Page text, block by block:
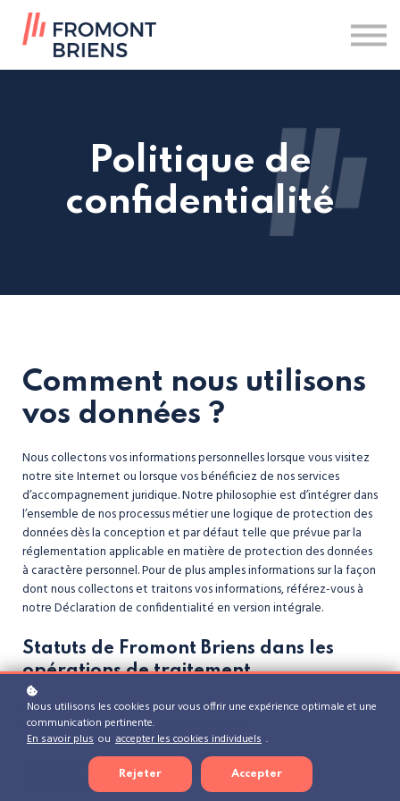
Nos formations
Se connecter
Politique de
confidentialité
Comment nous utilisons
vos données ?
Nous collectons vos informations personnelles lorsque vous visitez
notre site Internet ou lorsque vos bénéficiez de nos services
d’accompagnement juridique. Notre philosophie est d’intégrer dans
l’ensemble de nos processus métier une logique de protection des
données dès la conception et par défaut telle que prévue par la
réglementation applicable en matière de protection des données
à caractère personnel. Pour de plus amples informations sur la façon
dont nous collectons et traitons vos informations, référez-vous à
notre Déclaration de confidentialité en version intégrale.
Statuts de Fromont Briens dans les
opérations de traitement
Dans le cadre des opérations de traitement réalisées Fromont
Briens bénéficiera de deux statuts distincts :
Fromont Briens en tant que Responsable de
traitement
Nous utilisons les cookies pour vous offrir une expérience optimale et une
communication pertinente.
En savoir plus ou accepter les cookies individuels .
Rejeter Accepter